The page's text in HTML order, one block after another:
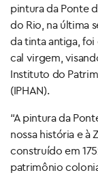
pintura da Ponte
do Rio, na última
da tinta antiga,
cal virgem,
Instituto do
(IPHAN).
“A pintura da
nossa história e à
construído em
patrimônio